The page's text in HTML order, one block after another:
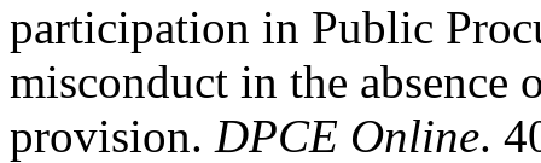
participation in Public
misconduct in the
provision. DPCE Online.